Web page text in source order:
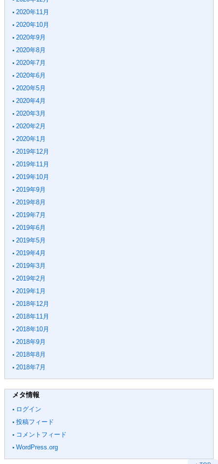
2020年11月
2020年10月
2020年9月
2020年8月
2020年7月
2020年6月
2020年5月
2020年4月
2020年3月
2020年2月
2020年1月
2019年12月
2019年11月
2019年10月
2019年9月
2019年8月
2019年7月
2019年6月
2019年5月
2019年4月
2019年3月
2019年2月
2019年1月
2018年12月
2018年11月
2018年10月
2018年9月
2018年8月
2018年7月
メタ情報
ログイン
投稿フィード
コメントフィード
WordPress.org